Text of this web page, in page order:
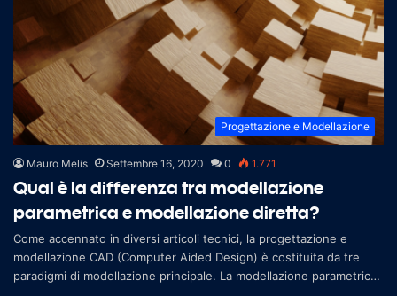
Progettazione e Modellazione
Mauro Melis Settembre 16, 2020 0 1.771
Qual è la differenza tra modellazione
parametrica e modellazione diretta?
Come accennato in diversi articoli tecnici, la progettazione e
modellazione CAD (Computer Aided Design) è costituita da tre
paradigmi di modellazione principale. La modellazione parametrica